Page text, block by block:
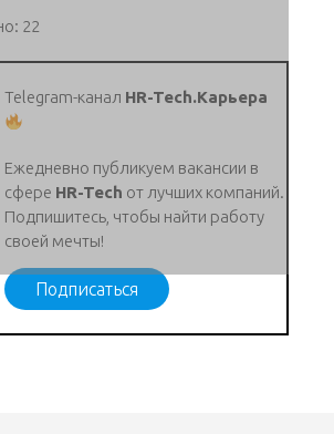
22
Telegram-канал HR-Tech.Карьера
Ежедневно публикуем вакансии в
сфере HR-Tech от лучших компаний.
Подпишитесь, чтобы найти работу
своей мечты!
Подписаться